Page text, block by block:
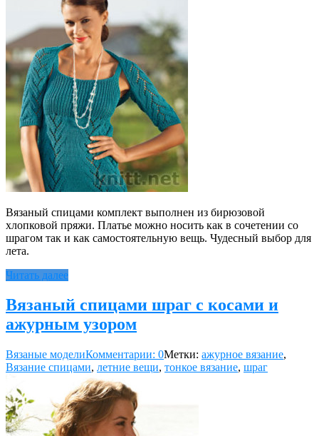
Вязаный спицами комплект выполнен из бирюзовой
хлопковой пряжи. Платье можно носить как в сочетении со
шрагом так и как самостоятельную вещь. Чудесный выбор для
лета.
Читать далее
Вязаный спицами шраг с косами и
ажурным узором
Вязаные моделиКомментарии: 0Метки: ажурное вязание,
Вязание спицами, летние вещи, тонкое вязание, шраг